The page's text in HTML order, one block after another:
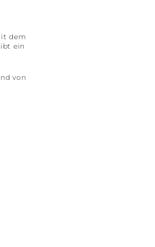
dem
ein
von